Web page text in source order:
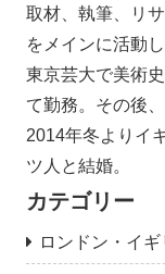
取材、執筆、リ
をメインに活動し
東京芸大で美術
て勤務。その後
2014年冬よりイ
ツ人と結婚。
カテゴリー
ロンドン・イ